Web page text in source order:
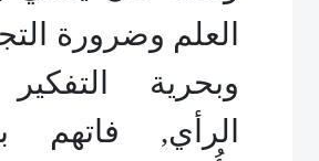
العلم وضرورة
وبحرية التفكير
الرأي, فاتهم